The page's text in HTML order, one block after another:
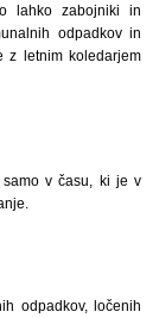
lahko zabojniki in
odpadkov in
z letnim koledarjem
samo v času, ki je v
odpadkov, ločenih